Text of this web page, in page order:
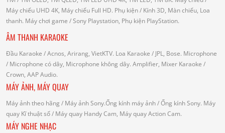
Máy chiếu UHD 4K, Máy chiếu Full HD. Phụ kiện/ Kính 3D, Màn chiếu, Loa
thanh. Máy chơi game / Sony Playstation, Phụ kiện PlayStation.
ÂM THANH KARAOKE
Đầu Karaoke / Acnos, Arirang, VietKTV. Loa Karaoke / JPL, Bose. Microphone
/ Microphone có dây, Microphone không dây. Amplifier, Mixer Karaoke /
Crown, AAP Audio.
MÁY ẢNH, MÁY QUAY
Máy ảnh theo hãng / Máy ảnh Sony.Ống kính máy ảnh / Ống kính Sony. Máy
quay Kĩ thuật số/ Máy quay Handy Cam, Máy quay Action Cam.
MÁY NGHE NHẠC